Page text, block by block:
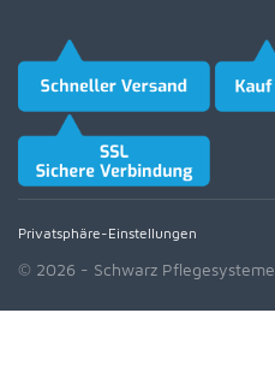
Privatsphäre-Einstellungen
© 2026 - Schwarz Pflegesysteme